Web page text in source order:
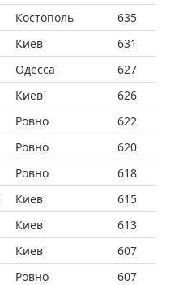
Костополь
635
Киев
631
Одесса
627
Киев
626
Ровно
622
Ровно
620
Ровно
618
Киев
615
Киев
613
Киев
607
Ровно
607